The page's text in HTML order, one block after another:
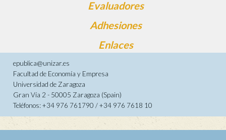
Evaluadores
Adhesiones
Enlaces
epublica@unizar.es
Facultad de Economía y Empresa
Universidad de Zaragoza
Gran Vía 2 - 50005 Zaragoza (Spain)
Teléfonos: +34 976 761790 / +34 976 7618 10